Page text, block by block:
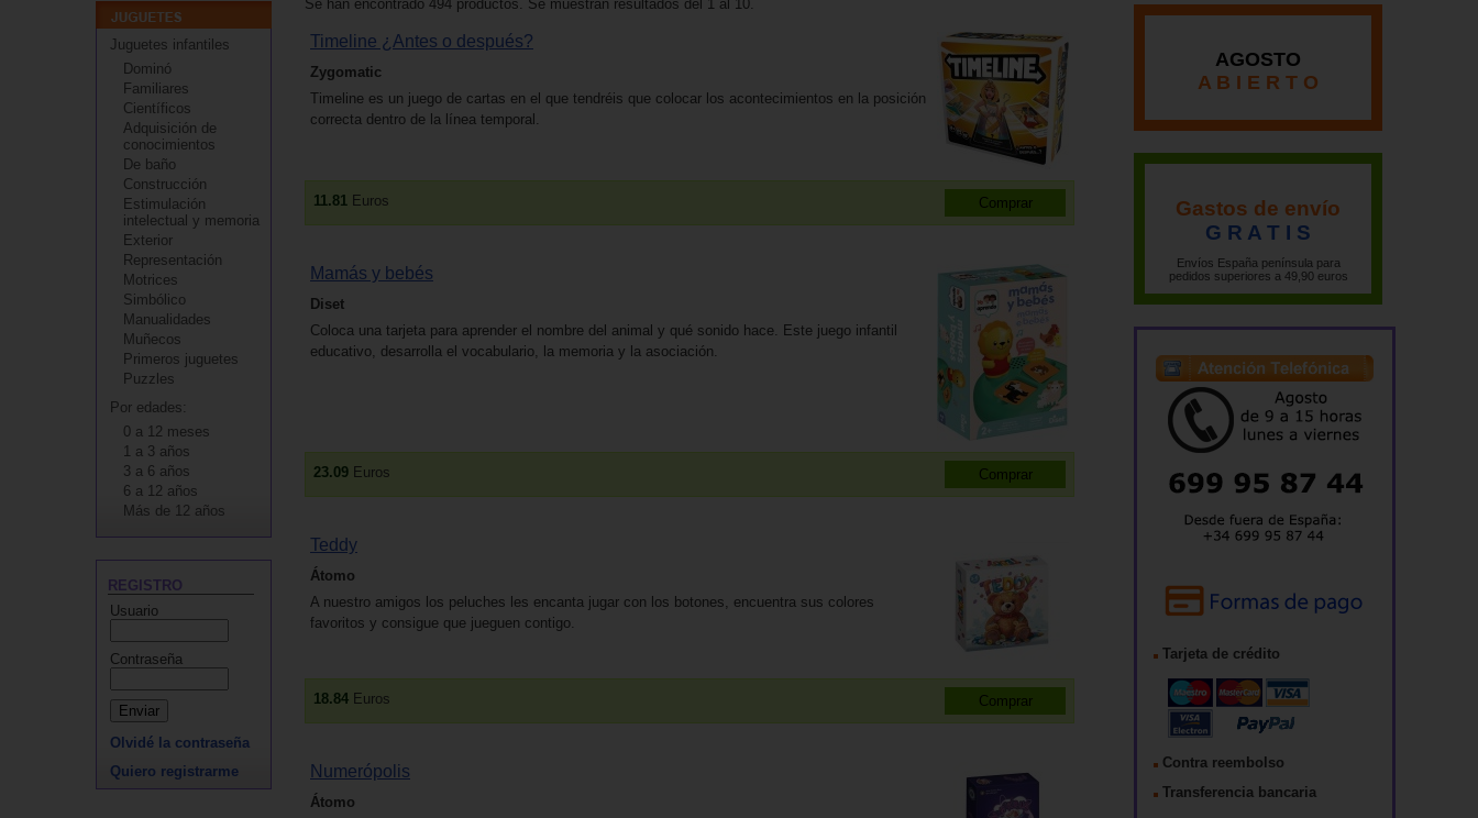
Juguetes infantiles
Dominó
Familiares
Científicos
Adquisición de
conocimientos
De baño
Construcción
Estimulación
intelectual y memoria
Exterior
Representación
Motrices
Simbólico
Manualidades
Muñecos
Primeros juguetes
Puzzles
Por edades:
0 a 12 meses
1 a 3 años
3 a 6 años
6 a 12 años
Más de 12 años
REGISTRO
Usuario
Contraseña
Olvidé la contraseña
Quiero registrarme
Se han encontrado 494 productos. Se muestran resultados del 1 al 10.
Timeline ¿Antes o después?
Zygomatic
Timeline es un juego de cartas en el que tendréis que colocar los acontecimientos en la posición
correcta dentro de la línea temporal.
11.81 Euros
Mamás y bebés
Diset
Coloca una tarjeta para aprender el nombre del animal y qué sonido hace. Este juego infantil
educativo, desarrolla el vocabulario, la memoria y la asociación.
23.09 Euros
Teddy
Átomo
A nuestro amigos los peluches les encanta jugar con los botones, encuentra sus colores
favoritos y consigue que jueguen contigo.
18.84 Euros
Numerópolis
Átomo
AGOSTO
A B I E R T O
Gastos de envío
G R A T I S
Envíos España península para
pedidos superiores a 49,90 euros
Tarjeta de crédito
Contra reembolso
Transferencia bancaria